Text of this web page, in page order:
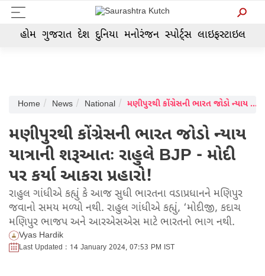
હોમ ગુજરાત દેશ દુનિયા મનોરંજન સ્પોર્ટ્સ લાઇફસ્ટાઇલ
Home News National મણીપુરથી કોંગ્રેસની ભારત જોડો ન્યાય યાત્રાની શરૂઆતઃ રાહુલે BJP - મોદી પર કર્યા આકરા પ્રહારો!
મણીપુરથી કોંગ્રેસની ભારત જોડો ન્યાય
યાત્રાની શરૂઆતઃ રાહુલે BJP - મોદી
પર કર્યા આકરા પ્રહારો!
રાહુલ ગાંધીએ કહ્યું કે આજ સુધી ભારતના વડાપ્રધાનને મણિપુર
જવાનો સમય મળ્યો નથી. રાહુલ ગાંધીએ કહ્યું, ‘મોદીજી, કદાચ
મણિપુર ભાજપ અને આરએસએસ માટે ભારતનો ભાગ નથી.
Vyas Hardik
Last Updated : 14 January 2024, 07:53 PM IST